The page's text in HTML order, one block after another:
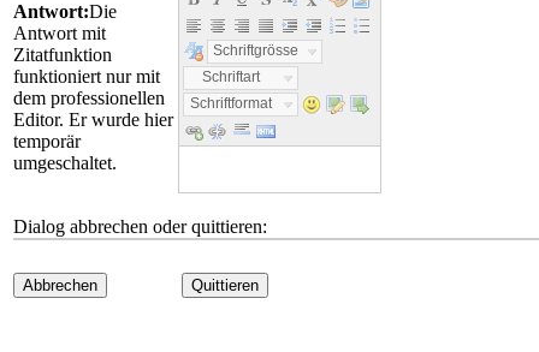
Antwort:Die
Antwort mit
Zitatfunktion
funktioniert nur mit
dem professionellen
Editor. Er wurde hier
temporär
umgeschaltet.
Schriftgrösse
Schriftart
Schriftformat
Dialog abbrechen oder quittieren:
Abbrechen Quittieren